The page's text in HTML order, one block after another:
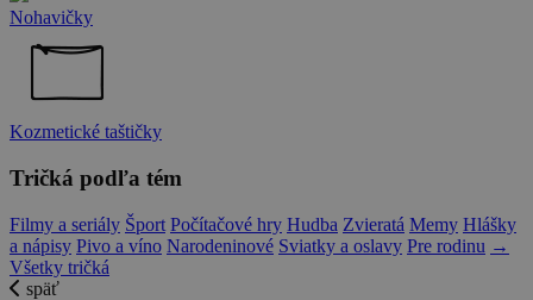
Nohavičky
Kozmetické taštičky
Tričká podľa tém
Filmy a seriály Šport Počítačové hry Hudba Zvieratá Memy Hlášky
a nápisy Pivo a víno Narodeninové Sviatky a oslavy Pre rodinu →
Všetky tričká
späť